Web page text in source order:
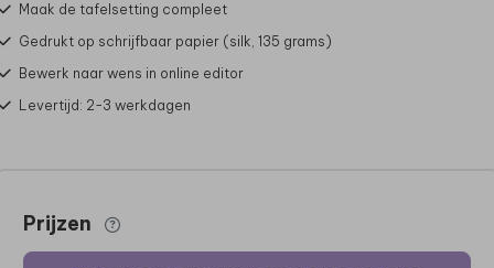
Maak de tafelsetting compleet
Gedrukt op schrijfbaar papier (silk, 135 grams)
Bewerk naar wens in online editor
Levertijd: 2-3 werkdagen
Prijzen